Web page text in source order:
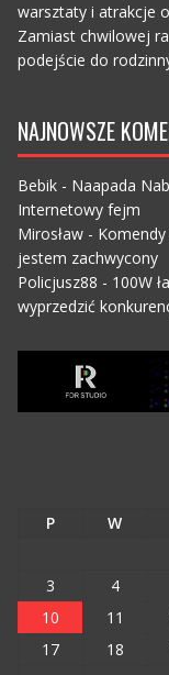
warsztaty i atrakcje
Zamiast chwilowej
podejście do
NAJNOWSZE
Bebik- Naapada
Internetowy fejm
Mirosław-
jestem zachwycony
Policjusz88 - 100W
wyprzedzić
P W
3
4
10
11
17
18